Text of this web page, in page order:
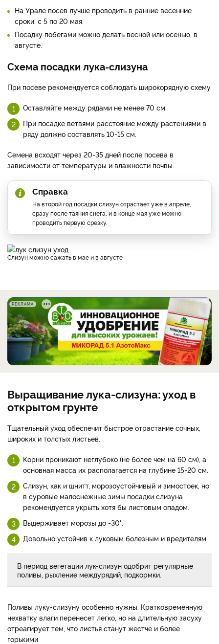
На Урале посев лучше проводить в ранние весенние
сроки: с 5 по 20 мая.
Посадку побегами можно делать весной или осенью, в
августе.
Схема посадки лука-слизуна
При посеве рекомендуется соблюдать широкорядную схему.
Оставляйте между рядами не менее 70 см.
При посадке ветвями расстояние между растениями в
ряду должно составлять 10-15 см.
Семена всходят через 20-35 дней после посева в
зависимости от температуры и влажности почвы.
Справка
На второй год посадки слизун отрастает уже в апреле,
сразу после таяния снега, и в конце мая уже можно
проводить первую срезку.
Слизун можно сажать в мае и в августе
РЕКЛАМА
Выращивание лука-слизуна: уход в
открытом грунте
Тщательный уход обеспечит быстрое отрастание сочных,
широких и толстых листьев.
Корни проникают неглубоко (не более чем на 60 см), а
основная масса их располагается на глубине 15-20 см.
Слизун, как и шнитт, морозоустойчивый и зимостоек, но
в суровые малоснежные зимы посадки слизуна
рекомендуется укрыть хотя бы листовым опадом.
Выдерживает морозы до -30°.
Довольно устойчив к луковым болезным и вредителям.
В период вегетации лук-слизун одобрит регулярные
поливы, рыхление междурядий, подкормки.
Поливы луку-слизуну особенно нужны. Кратковременную
нехватку влаги перенесет легко, но на длительную засуху
отреагирует тем, что листья станут жестче и более
горькими.